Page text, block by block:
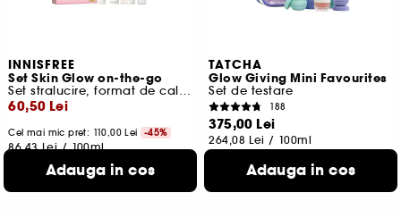
INNISFREE
Set Skin Glow on-the-go
Set stralucire, format de calatorie
60,50 Lei
Cel mai mic pret: 110,00 Lei -45%
86,43 Lei /100ml
Adauga in cos
TATCHA
Glow Giving Mini Favourites
Set de testare
188
375,00 Lei
264,08 Lei / 100ml
Adauga in cos